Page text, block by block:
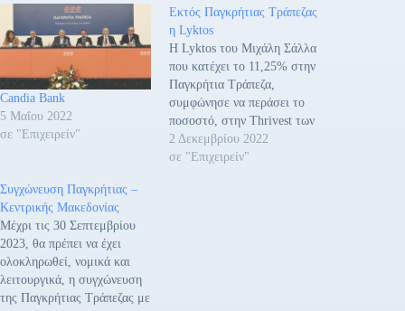
Candia Bank
5 Μαΐου 2022
σε "Επιχειρείν"
Εκτός Παγκρήτιας Τράπεζας
η Lyktos
Η Lyktos του Μιχάλη Σάλλα
που κατέχει το 11,25% στην
Παγκρήτια Τράπεζα,
συμφώνησε να περάσει το
ποσοστό, στην Thrivest των
Μπάκου, Καϋμενάκη και
Εξάρχου έως τον Μάρτιο του
2 Δεκεμβρίου 2022
σε "Επιχειρείν"
Συγχώνευση Παγκρήτιας –
Κεντρικής Μακεδονίας
Μέχρι τις 30 Σεπτεμβρίου
2023, θα πρέπει να έχει
ολοκληρωθεί, νομικά και
λειτουργικά, η συγχώνευση
της Παγκρήτιας Τράπεζας με